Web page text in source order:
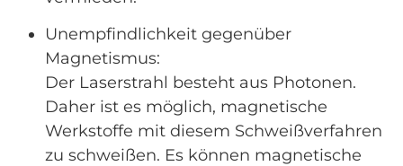
Unempfindlichkeit gegenüber
Magnetismus:
Der Laserstrahl besteht aus Photonen.
Daher ist es möglich, magnetische
Werkstoffe mit diesem Schweißverfahren
zu schweißen. Es können magnetische